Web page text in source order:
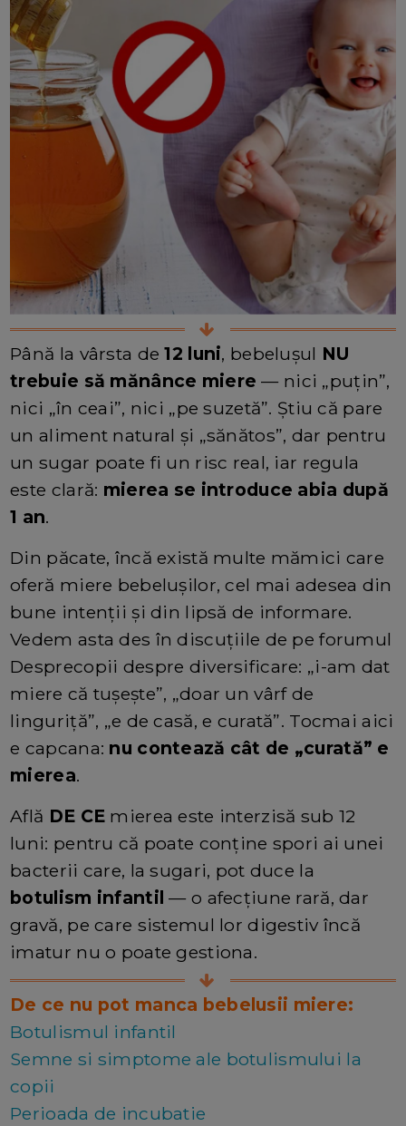
Până la vârsta de12 luni, bebelușul NU
trebuie să mănânce miere — nici „puțin”,
nici „în ceai”, nici „pe suzetă”. Știu că pare
un aliment natural și „sănătos”, dar pentru
un sugar poate fi un risc real, iar regula
este clară: mierea se introduce abia după
1 an.
Din păcate, încă există multe mămici care
oferă miere bebelușilor, cel mai adesea din
bune intenții și din lipsă de informare.
Vedem asta des în discuțiile de pe forumul
Desprecopii despre diversificare: „i-am dat
miere că tușește”, „doar un vârf de
linguriță”, „e de casă, e curată”. Tocmai aici
e capcana: nu contează cât de „curată” e
mierea.
Află DE CE mierea este interzisă sub 12
luni: pentru că poate conține spori ai unei
bacterii care, la sugari, pot duce la
botulism infantil — o afecțiune rară, dar
gravă, pe care sistemul lor digestiv încă
imatur nu o poate gestiona.
De ce nu pot manca bebelusii miere:
Botulismul infantil
Semne si simptome ale botulismului la
copii
Perioada de incubatie